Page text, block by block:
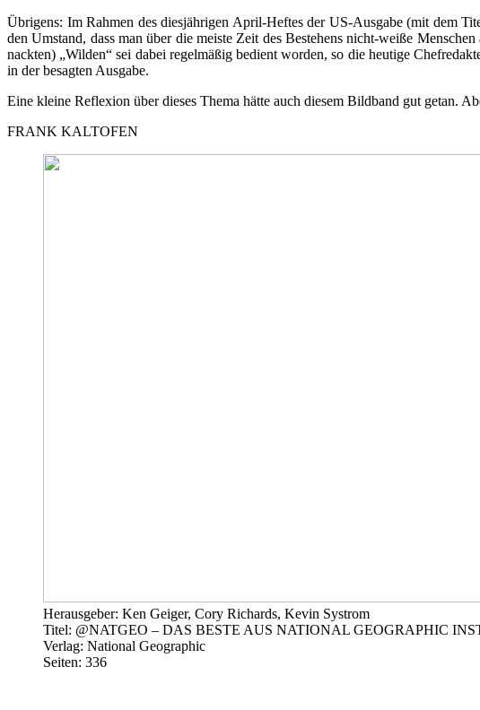
Übrigens: Im Rahmen des diesjährigen April-Heftes der US-Ausgabe (mit dem
den Umstand, dass man über die meiste Zeit des Bestehens nicht-weiße
nackten) „Wilden“ sei dabei regelmäßig bedient worden, so die heutige
in der besagten Ausgabe.
Eine kleine Reflexion über dieses Thema hätte auch diesem Bildband gut getan.
FRANK KALTOFEN
Herausgeber: Ken Geiger, Cory Richards, Kevin Systrom
Titel: @NATGEO – DAS BESTE AUS NATIONAL GEOGRAPHIC
Verlag: National Geographic
Seiten: 336